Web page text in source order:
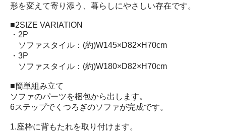
形を変えて寄り添う、暮らしにやさしい存在です。
■2SIZE VARIATION
・2P
ソファスタイル：(約)W145×D82×H70cm
・3P
ソファスタイル：(約)W180×D82×H70cm
■簡単組み立て
ソファのパーツを梱包から出します。
6ステップでくつろぎのソファが完成です。
1.座枠に背もたれを取り付けます。